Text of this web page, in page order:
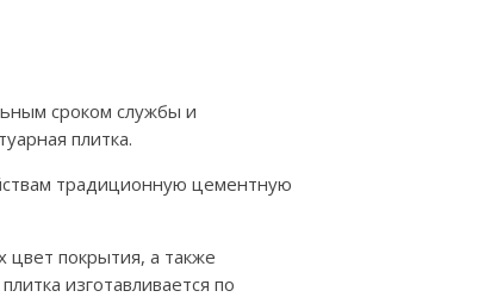
сроком службы и
плитка.
традиционную цементную
цвет покрытия, а также
изготавливается по